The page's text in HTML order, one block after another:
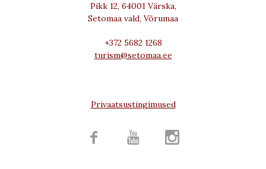
Pikk 12, 64001 Värska,
Setomaa vald, Võrumaa
+372 5682 1268
turism@setomaa.ee
Privaatsustingimused
  